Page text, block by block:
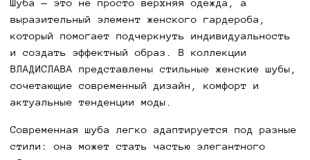
Шуба — это не просто верхняя одежда, а
выразительный элемент женского гардероба,
который помогает подчеркнуть индивидуальность
и создать эффектный образ. В коллекции
ВЛАДИСЛАВА представлены стильные женские шубы,
сочетающие современный дизайн, комфорт и
актуальные тенденции моды.
Современная шуба легко адаптируется под разные
стили: она может стать частью элегантного